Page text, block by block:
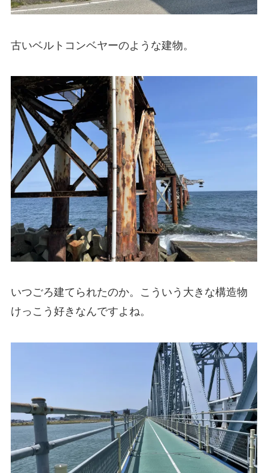
古いベルトコンベヤーのような建物。
いつごろ建てられたのか。こういう大きな構造物
けっこう好きなんですよね。